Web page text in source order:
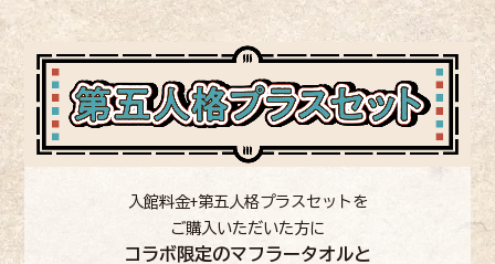
入館料金+第五人格プラスセットを
ご購入いただいた方に
コラボ限定のマフラータオルと